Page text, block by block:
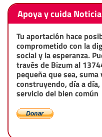
Apoya y cuida
Tu aportación hace
comprometido con la
social y la esperanza.
través de Bizum al
pequeña que sea,
construyendo, día a
servicio del bien común